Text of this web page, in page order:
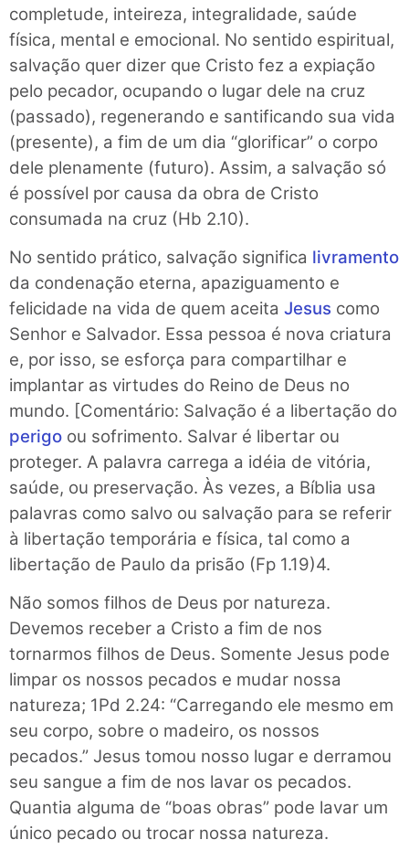
completude, inteireza, integralidade, saúde
física, mental e emocional. No sentido espiritual,
salvação quer dizer que Cristo fez a expiação
pelo pecador, ocupando o lugar dele na cruz
(passado), regenerando e santificando sua vida
(presente), a fim de um dia “glorificar” o corpo
dele plenamente (futuro). Assim, a salvação só
é possível por causa da obra de Cristo
consumada na cruz (Hb 2.10).
No sentido prático, salvação significa livramento
da condenação eterna, apaziguamento e
felicidade na vida de quem aceita Jesus como
Senhor e Salvador. Essa pessoa é nova criatura
e, por isso, se esforça para compartilhar e
implantar as virtudes do Reino de Deus no
mundo. [Comentário: Salvação é a libertação do
perigo ou sofrimento. Salvar é libertar ou
proteger. A palavra carrega a idéia de vitória,
saúde, ou preservação. Às vezes, a Bíblia usa
palavras como salvo ou salvação para se referir
à libertação temporária e física, tal como a
libertação de Paulo da prisão (Fp 1.19)4.
Não somos filhos de Deus por natureza.
Devemos receber a Cristo a fim de nos
tornarmos filhos de Deus. Somente Jesus pode
limpar os nossos pecados e mudar nossa
natureza; 1Pd 2.24: “Carregando ele mesmo em
seu corpo, sobre o madeiro, os nossos
pecados.” Jesus tomou nosso lugar e derramou
seu sangue a fim de nos lavar os pecados.
Quantia alguma de “boas obras” pode lavar um
único pecado ou trocar nossa natureza.